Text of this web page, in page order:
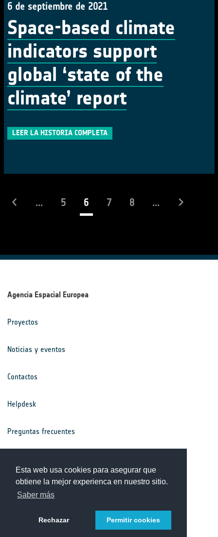
Esta web usa cookies para asegurar que
obtiene la mejor experienca en nuestro sitio.
Saber más
Rechazar Permitir cookies
6 de septiembre de 2021
Space-based climate
indicators support
global ‘state of the
climate’ report
LEER LA HISTORIA COMPLETA
... 5 6(actual)
7 8 ...
Agencia Espacial Europea
Proyectos
Noticias y eventos
Contactos
Helpdesk
Preguntas frecuentes
Aviso de privacidad